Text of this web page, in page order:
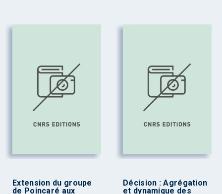
Extension du groupe
de Poincaré aux
Décision : Agrégation
et dynamique des